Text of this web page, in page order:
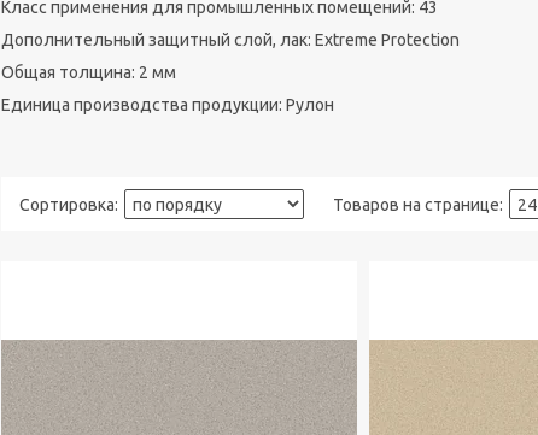
Класс применения для промышленных помещений: 43
Дополнительный защитный слой, лак: Extreme Protection
Общая толщина: 2 мм
Единица производства продукции: Рулон